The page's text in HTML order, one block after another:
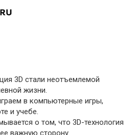
3D стали неотъемлемой
жизни.
в компьютерные игры,
и учебе.
о том, что 3D-технология